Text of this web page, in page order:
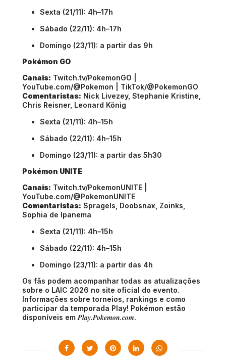
Sexta (21/11): 4h–17h
Sábado (22/11): 4h–17h
Domingo (23/11): a partir das 9h
Pokémon GO
Canais: Twitch.tv/PokemonGO |
YouTube.com/@Pokemon | TikTok/@PokemonGO
Comentaristas: Nick Livezey, Stephanie Kristine,
Chris Reisner, Leonard König
Sexta (21/11): 4h–15h
Sábado (22/11): 4h–15h
Domingo (23/11): a partir das 5h30
Pokémon UNITE
Canais: Twitch.tv/PokemonUNITE |
YouTube.com/@PokemonUNITE
Comentaristas: Spragels, Doobsnax, Zoinks,
Sophia de Ipanema
Sexta (21/11): 4h–15h
Sábado (22/11): 4h–15h
Domingo (23/11): a partir das 4h
Os fãs podem acompanhar todas as atualizações
sobre o LAIC 2026 no site oficial do evento.
Informações sobre torneios, rankings e como
participar da temporada Play! Pokémon estão
disponíveis em Play.Pokemon.com.